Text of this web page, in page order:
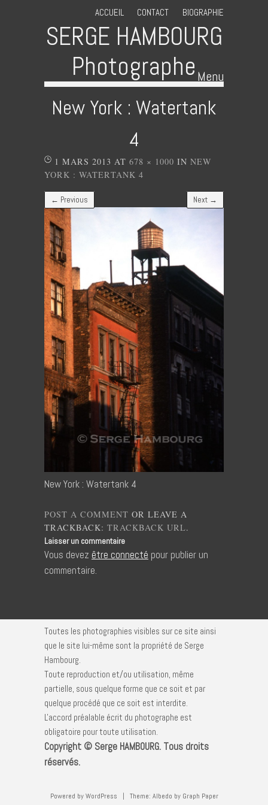
ACCUEIL CONTACT BIOGRAPHIE
SERGE HAMBOURG
Photographe Menu
New York : Watertank
4
1 MARS 2013 AT 678 × 1000 IN NEW
YORK : WATERTANK 4
← Previous Next →
New York : Watertank 4
POST A COMMENT OR LEAVE A
TRACKBACK: TRACKBACK URL.
Laisser un commentaire
Vous devez être connecté pour publier un
commentaire.
Toutes les photographies visibles sur ce site ainsi
que le site lui-même sont la propriété de Serge
Hambourg.
Toute reproduction et/ou utilisation, même
partielle, sous quelque forme que ce soit et par
quelque procédé que ce soit est interdite.
L'accord préalable écrit du photographe est
obligatoire pour toute utilisation.
Copyright © Serge HAMBOURG. Tous droits
réservés.
Powered by WordPress | Theme: Albedo by Graph Paper